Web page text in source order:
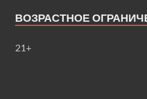
ВОЗРАСТНОЕ
21+